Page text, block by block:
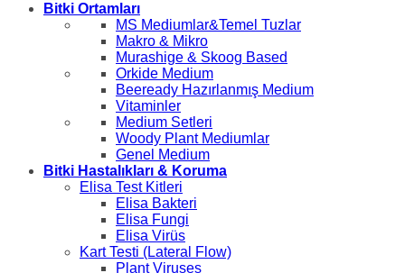
Bitki Ortamları
MS Mediumlar&Temel Tuzlar
Makro & Mikro
Murashige & Skoog Based
Orkide Medium
Beeready Hazırlanmış Medium
Vitaminler
Medium Setleri
Woody Plant Mediumlar
Genel Medium
Bitki Hastalıkları & Koruma
Elisa Test Kitleri
Elisa Bakteri
Elisa Fungi
Elisa Virüs
Kart Testi (Lateral Flow)
Plant Viruses